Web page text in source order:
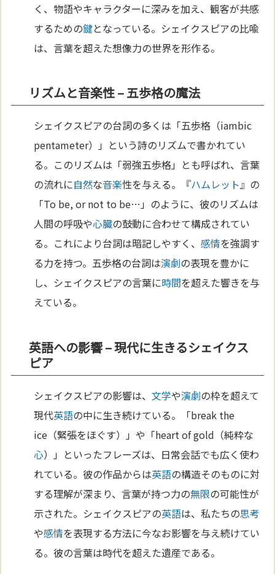
く、物語やキャラクターに深みを加え、観客が共感
するための鍵となっている。シェイクスピアの比喩
は、言葉を超えた想像力の世界を形作る。
リズムと音楽性 – 五歩格の魔法
シェイクスピアの台詞の多くは「五歩格（iambic
pentameter）」という詩のリズムで書かれてい
る。このリズムは「弱強五歩格」とも呼ばれ、言葉
の流れに自然な音楽性を与える。『ハムレット』の
「To be, or not to be…」のように、彼のリズムは
人間の呼吸や心臓の鼓動に合わせて構成されてい
る。これにより台詞は暗記しやすく、感情を強調す
る力を持つ。五歩格の台詞は演劇の表現を豊かに
し、シェイクスピアの言葉に時間を超えた響きを与
えている。
英語への影響 – 現代に生きるシェイクス
ピア
シェイクスピアの影響は、文学や演劇の枠を超えて
現代英語の中に生き続けている。「break the
ice（緊張をほぐす）」や「heart of gold（純粋な
心）」といったフレーズは、日常会話でも広く使わ
れている。彼の作品からは英語の構造そのものに対
する理解が深まり、言葉が持つ力の無限の可能性が
示された。シェイクスピアの英語は、私たちの思考
や感情を表現する方法に今なお影響を与え続けてい
る。彼の言葉は時代を超えた遺産である。